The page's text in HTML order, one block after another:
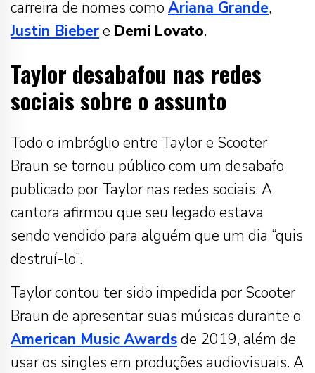
carreira de nomes como Ariana Grande,
Justin Biebere Demi Lovato.
Taylor desabafou nas redes
sociais sobre o assunto
Todo o imbróglio entre Taylor e Scooter
Braun se tornou público com um desabafo
publicado por Taylor nas redes sociais. A
cantora afirmou que seu legado estava
sendo vendido para alguém que um dia “quis
destruí-lo”.
Taylor contou ter sido impedida por Scooter
Braun de apresentar suas músicas durante o
American Music Awardsde 2019, além de
usar os singles em produções audiovisuais. A